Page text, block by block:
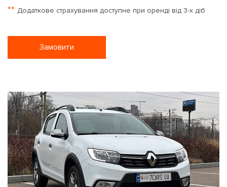
** Додаткове страхування доступне при оренді від 3-х діб
Замовити